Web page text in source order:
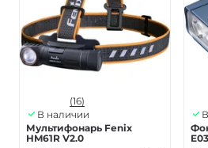
(16)
В наличии
Мультифонарь Fenix
HM61R V2.0